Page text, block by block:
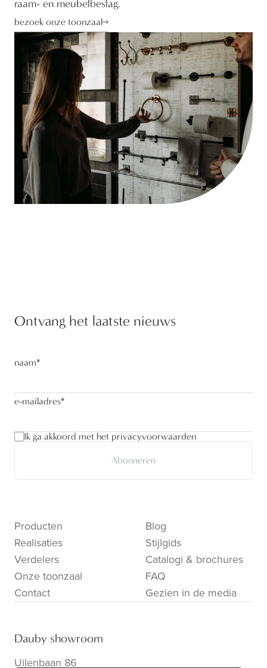
raam- en meubelbeslag.
bezoek onze toonzaal
Ontvang het laatste nieuws
naam*
e-mailadres*
Ik ga akkoord met het privacyvoorwaarden
Abonneren
Producten
Realisaties
Verdelers
Onze toonzaal
Contact
Blog
Stijlgids
Catalogi & brochures
FAQ
Gezien in de media
Dauby showroom
Uilenbaan 86